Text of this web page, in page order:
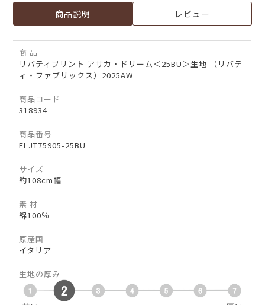
商品説明 レビュー
商 品
リバティプリント アサカ・ドリーム＜25BU＞生地 （リバテ
ィ・ファブリックス）2025AW
商品コード
318934
商品番号
FLJT75905-25BU
サイズ
約108cm幅
素 材
綿100％
原産国
イタリア
生地の厚み